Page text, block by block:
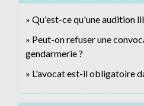
Qu'est-ce qu'une audition
Peut-on refuser une
gendarmerie ?
L'avocat est-il obligatoire